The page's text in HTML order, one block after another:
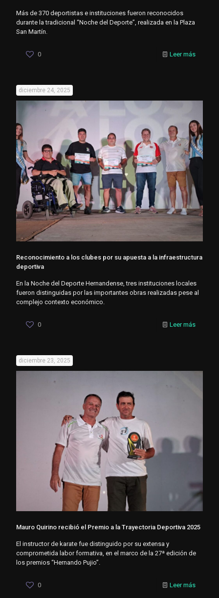
Más de 370 deportistas e instituciones fueron reconocidos
durante la tradicional “Noche del Deporte”, realizada en la Plaza
San Martín.
0 Leer más
diciembre 24, 2025
Reconocimiento a los clubes por su apuesta a la infraestructura
deportiva
En la Noche del Deporte Hernandense, tres instituciones locales
fueron distinguidas por las importantes obras realizadas pese al
complejo contexto económico.
0 Leer más
diciembre 23, 2025
Mauro Quirino recibió el Premio a la Trayectoria Deportiva 2025
El instructor de karate fue distinguido por su extensa y
comprometida labor formativa, en el marco de la 27ª edición de
los premios “Hernando Pujio”.
0 Leer más